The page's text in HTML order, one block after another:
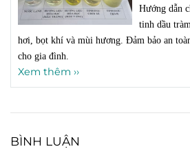
Hướng dẫn
tinh dầu
hơi, bọt khí và mùi hương. Đảm bảo an
cho gia đình.
Xem thêm ››
BÌNH LUẬN